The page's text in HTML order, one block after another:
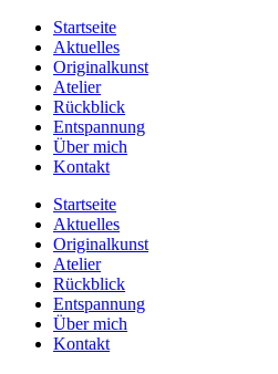
Startseite
Aktuelles
Originalkunst
Atelier
Rückblick
Entspannung
Über mich
Kontakt
Startseite
Aktuelles
Originalkunst
Atelier
Rückblick
Entspannung
Über mich
Kontakt